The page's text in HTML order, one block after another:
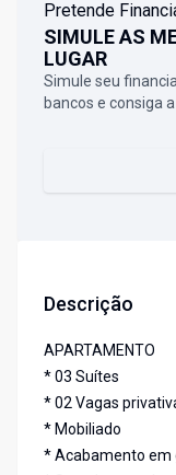
Pretende
SIMULE AS
LUGAR
Simule seu
bancos e consiga
Descrição
APARTAMENTO
* 03 Suítes
* 02 Vagas
* Mobiliado
* Acabamento em